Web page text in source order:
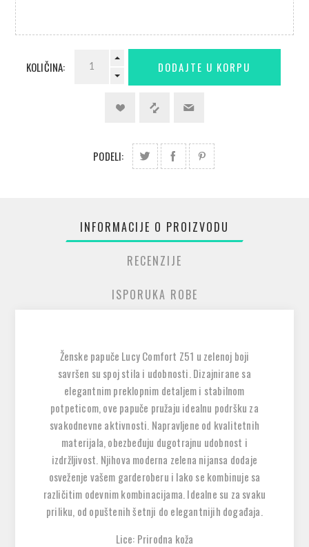
KOLIČINA:
PODELI:
INFORMACIJE O PROIZVODU
RECENZIJE
ISPORUKA ROBE
Ženske papuče Lucy Comfort Z51 u zelenoj boji
savršen su spoj stila i udobnosti. Dizajnirane sa
elegantnim preklopnim detaljem i stabilnom
potpeticom, ove papuče pružaju idealnu podršku za
svakodnevne aktivnosti. Napravljene od kvalitetnih
materijala, obezbeđuju dugotrajnu udobnost i
izdržljivost. Njihova moderna zelena nijansa dodaje
osveženje vašem garderoberu i lako se kombinuje sa
različitim odevnim kombinacijama. Idealne su za svaku
priliku, od opuštenih šetnji do elegantnijih događaja.
Lice: Prirodna koža